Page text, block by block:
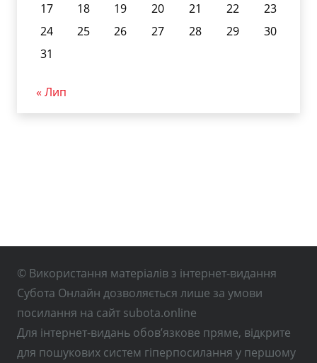
17
18 19 20 21 22
23
24
25 26 27 28 29
30
31
« Лип
© Використання матеріалів з інтернет-видання
Субота Онлайн дозволяється лише за умови
посилання на сайт subota.online
Для інтернет-видань обов’язкове пряме, відкрите
для пошукових систем гіперпосилання у першому